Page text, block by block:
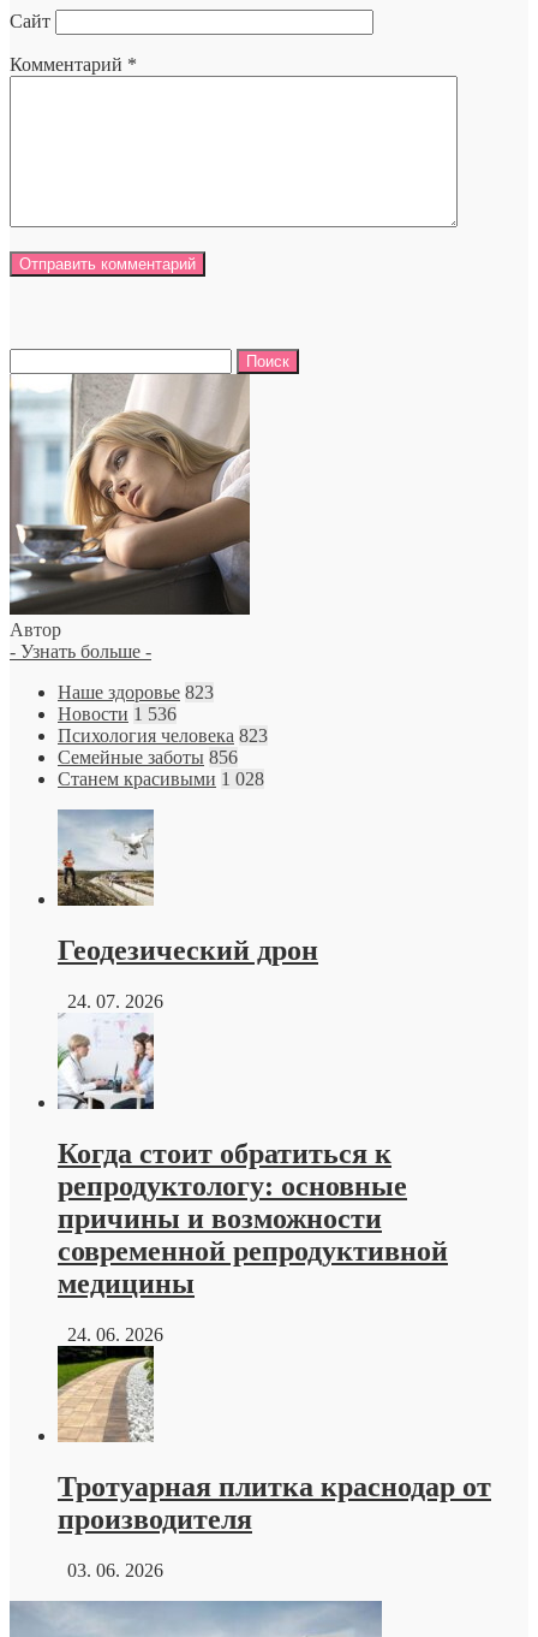
Сайт
Комментарий *
Автор
- Узнать больше -
Наше здоровье 823
Новости 1 536
Психология человека 823
Семейные заботы 856
Станем красивыми 1 028
Геодезический дрон
24. 07. 2026
Когда стоит обратиться к
репродуктологу: основные
причины и возможности
современной репродуктивной
медицины
24. 06. 2026
Тротуарная плитка краснодар от
производителя
03. 06. 2026